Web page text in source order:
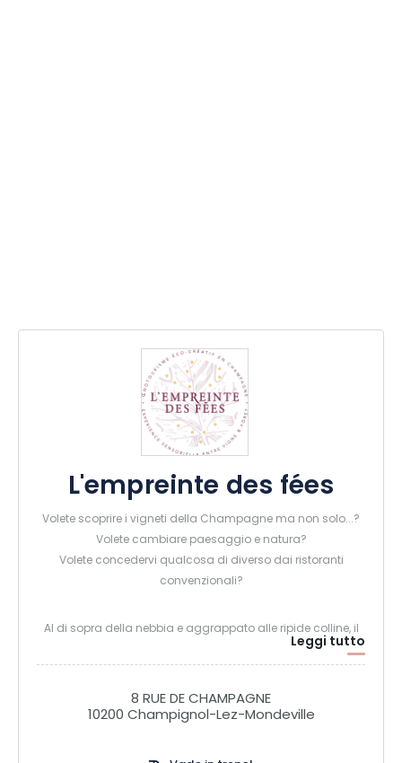
L'empreinte des fées
Volete scoprire i vigneti della Champagne ma non solo...?
Volete cambiare paesaggio e natura?
Volete concedervi qualcosa di diverso dai ristoranti
convenzionali?
Al di sopra della nebbia e aggrappato alle ripide colline, il
terroir di Champignol dà vita a vini dall'identità inimitabile.
Impegnato a preservare la natura, il Domaine de
Mondeville, dove si trova l'empreinte des fées, si sta
convertendo all'agricoltura biologica e biodinamica.
Sull'altopiano calcareo e pietroso della Champagne
Leggi tutto
8 RUE DE CHAMPAGNE
10200 Champignol-Lez-Mondeville